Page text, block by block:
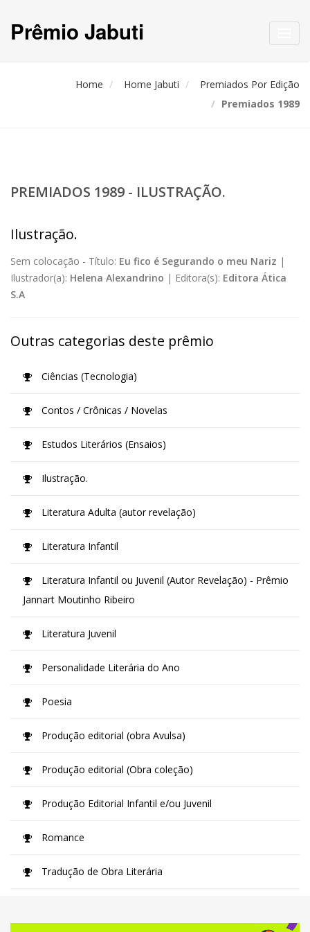
Prêmio Jabuti
Home Home Jabuti
Premiados Por Edição
Premiados 1989
PREMIADOS 1989 - ILUSTRAÇÃO.
Ilustração.
Sem colocação - Título: Eu fico é Segurando o meu Nariz |
Ilustrador(a): Helena Alexandrino | Editora(s): Editora Ática
S.A
Outras categorias deste prêmio
Ciências (Tecnologia)
Contos / Crônicas / Novelas
Estudos Literários (Ensaios)
Ilustração.
Literatura Adulta (autor revelação)
Literatura Infantil
Literatura Infantil ou Juvenil (Autor Revelação) - Prêmio
Jannart Moutinho Ribeiro
Literatura Juvenil
Personalidade Literária do Ano
Poesia
Produção editorial (obra Avulsa)
Produção editorial (Obra coleção)
Produção Editorial Infantil e/ou Juvenil
Romance
Tradução de Obra Literária